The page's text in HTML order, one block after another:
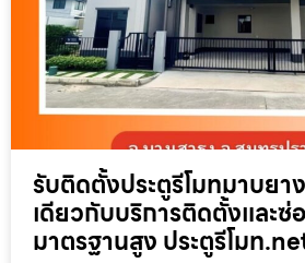
รับติดตั้งประตูรีโมทมาบยา
เดียวกับบริการติดตั้งและซ่
มาตรฐานสูง ประตูรีโมท